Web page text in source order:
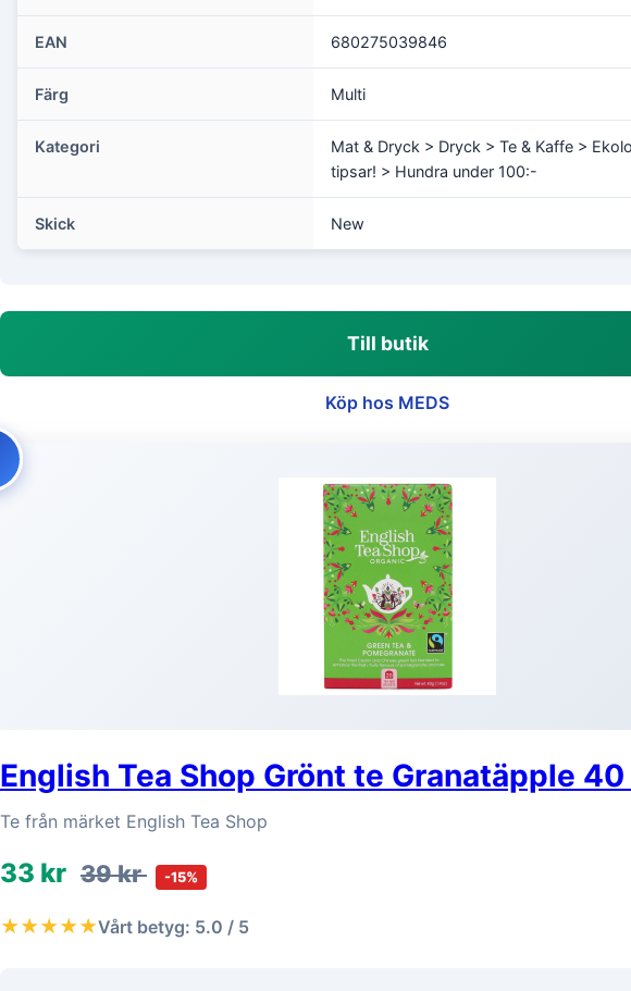
EAN 680275039846
Färg Multi
Kategori
Mat & Dryck > Dryck > Te & Kaffe >
tipsar! > Hundra under 100:-
Skick New
Till butik
Köp hos MEDS
English Tea Shop Grönt te Granatäpple
Te från märket English Tea Shop
33 kr 39 kr -15%
★★★★★Vårt betyg: 5.0 / 5